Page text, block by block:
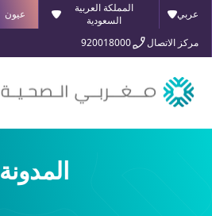
عربي
المملكة العربية
السعودية
عيون
مركز الاتصال
920018000
المدونة